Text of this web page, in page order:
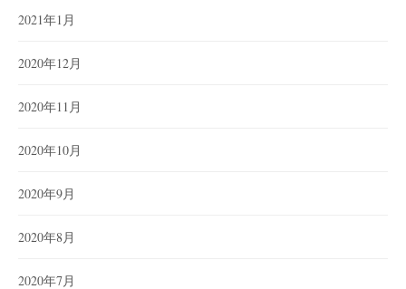
2021年1月
2020年12月
2020年11月
2020年10月
2020年9月
2020年8月
2020年7月